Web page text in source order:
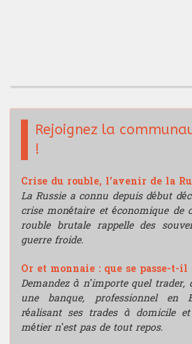
Rejoignez la
!
Crise du rouble, l'avenir de la
La Russie a connu depuis début
crise monétaire et économique de
rouble brutale rappelle des
guerre froide.
Or et monnaie : que se passe-t-il
Demandez à n’importe quel trader,
une banque, professionnel en
réalisant ses trades à domicile
métier n’est pas de tout repos.